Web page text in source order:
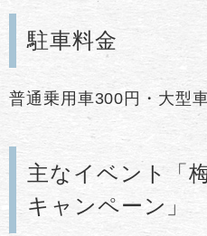
駐車料金
普通乗用車300円・大型
主なイベント「
キャンペーン」